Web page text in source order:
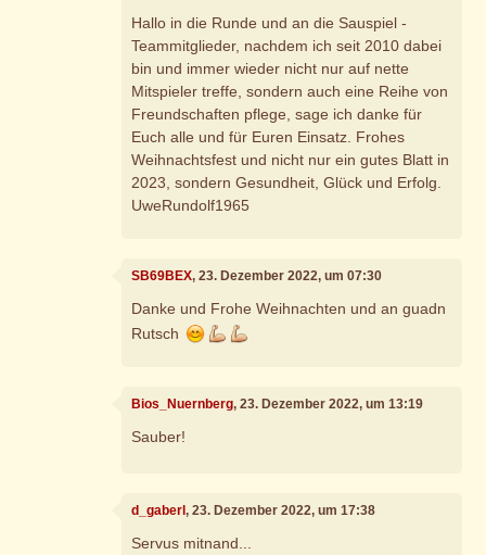
Hallo in die Runde und an die Sauspiel -
Teammitglieder, nachdem ich seit 2010 dabei
bin und immer wieder nicht nur auf nette
Mitspieler treffe, sondern auch eine Reihe von
Freundschaften pflege, sage ich danke für
Euch alle und für Euren Einsatz. Frohes
Weihnachtsfest und nicht nur ein gutes Blatt in
2023, sondern Gesundheit, Glück und Erfolg.
UweRundolf1965
SB69BEX, 23. Dezember 2022, um 07:30
Danke und Frohe Weihnachten und an guadn
Rutsch
Bios_Nuernberg, 23. Dezember 2022, um 13:19
Sauber!
d_gaberl, 23. Dezember 2022, um 17:38
Servus mitnand...